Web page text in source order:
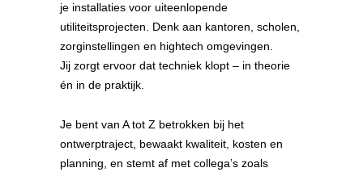
je installaties voor uiteenlopende
utiliteitsprojecten. Denk aan kantoren, scholen,
zorginstellingen en hightech omgevingen.
Jij zorgt ervoor dat techniek klopt – in theorie
én in de praktijk.
Je bent van A tot Z betrokken bij het
ontwerptraject, bewaakt kwaliteit, kosten en
planning, en stemt af met collega’s zoals